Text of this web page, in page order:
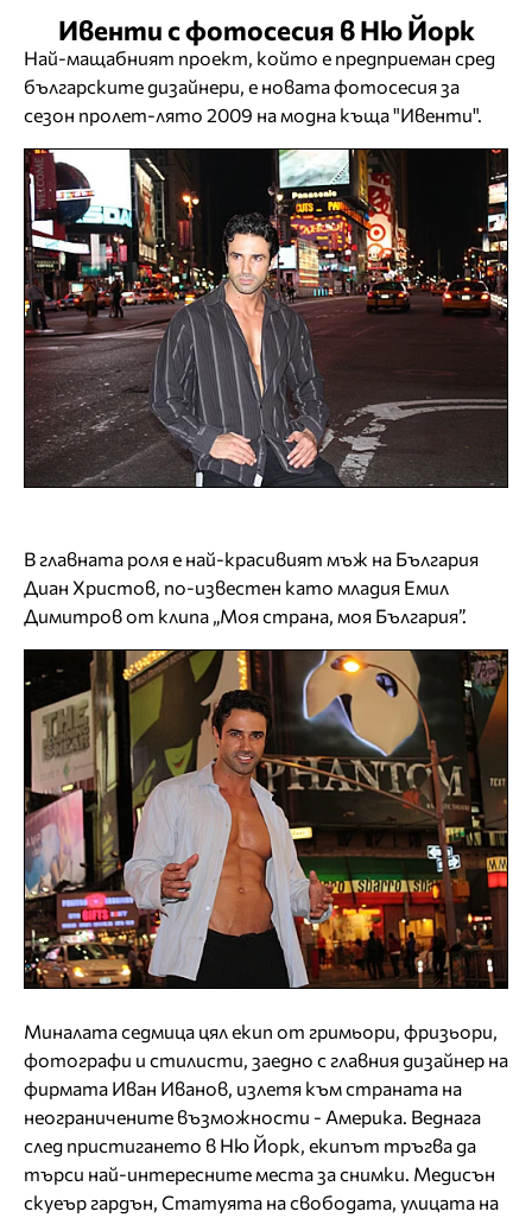
Ивенти с фотосесия в Ню Йорк
Най-мащабният проект, който е предприеман сред
българските дизайнери, е новата фотосесия за
сезон пролет-лято 2009 на модна къща "Ивенти".
В главната роля е най-красивият мъж на България
Диан Христов, по-известен като младия Емил
Димитров от клипа „Моя страна, моя България”.
Миналата седмица цял екип от гримьори, фризьори,
фотографи и стилисти, заедно с главния дизайнер на
фирмата Иван Иванов, излетя към страната на
неограничените възможности - Америка. Веднага
след пристигането в Ню Йорк, екипът тръгва да
търси най-интересните места за снимки. Медисън
скуеър гардън, Статуята на свободата, улицата на